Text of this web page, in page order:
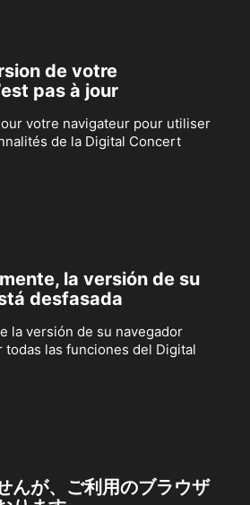
de votre
pas à jour
votre navigateur pour utiliser
de la Digital Concert
la versión de su
desfasada
la versión de su navegador
todas las funciones del Digital
んが、ご利用のブラウザ